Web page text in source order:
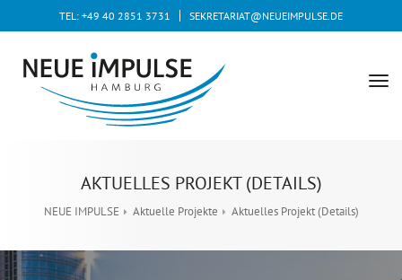
TEL: +49 40 2851 3731 SEKRETARIAT@NEUEIMPULSE.DE
AKTUELLES PROJEKT (DETAILS)
NEUE IMPULSE Aktuelle Projekte Aktuelles Projekt (Details)